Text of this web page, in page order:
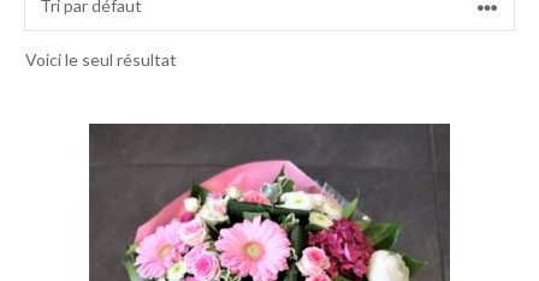
Voici le seul résultat